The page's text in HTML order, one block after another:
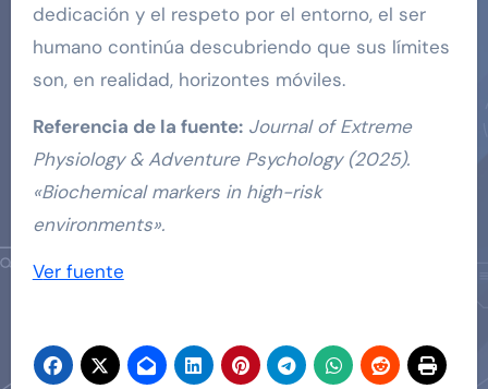
dedicación y el respeto por el entorno, el ser
humano continúa descubriendo que sus límites
son, en realidad, horizontes móviles.
Referencia de la fuente: Journal of Extreme
Physiology & Adventure Psychology (2025).
«Biochemical markers in high-risk
environments».
Navegación
entradas
Ver fuente